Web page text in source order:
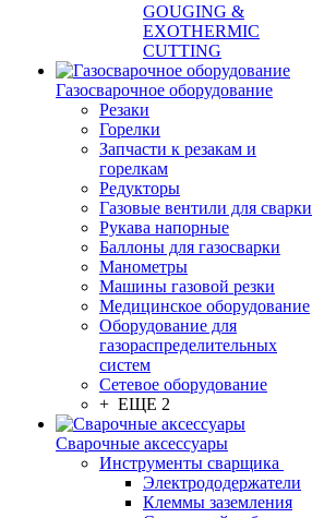
GOUGING &
EXOTHERMIC
CUTTING
Газосварочное оборудование
Резаки
Горелки
Запчасти к резакам и
горелкам
Редукторы
Газовые вентили для сварки
Рукава напорные
Баллоны для газосварки
Манометры
Машины газовой резки
Медицинское оборудование
Оборудование для
газораспределительных
систем
Сетевое оборудование
+ ЕЩЕ 2
Сварочные аксессуары
Инструменты сварщика
Электрододержатели
Клеммы заземления